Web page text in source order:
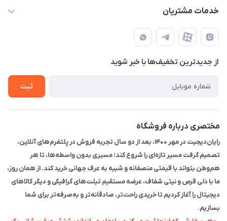
حضوری از قبل با پشتیبان های فروشگاه هماهنگ کنید)
حساب کاربری
لیست محصولات
تماس با ما
خدمات مشتریان
قوانین و مقررات
حریم خصوصی
راهنما
از جدید‌ترین تخفیف‌ها با‌ خبر شوید
ثبت
مختصری درباره فروشگاه
رایان‌دیجیت در مهر ۱۴۰۰، بعد از دو سال تجربه فروش در پلتفرم‌های آنلاین،
تصمیم گرفت مسیر تازه‌ای را شروع کند؛ مسیری بدون واسطه‌ها، تا هر
هم‌وطن بتواند با قیمتی منصفانه و شبیه به عرف جهانی خرید کند. از همان روز،
ما با دلی قرص و نیتی شفاف، عرضه مستقیم تبلت‌های گرافیکی و دیگر کالاهای
دیجیتال را آغاز کردیم تا خریدی راحت‌تر، صادقانه‌تر و به‌صرفه‌تر برای شما
بسازیم.